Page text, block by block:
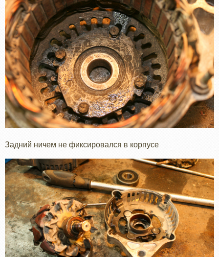
Задний ничем не фиксировался в корпусе